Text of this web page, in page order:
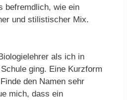
befremdlich, wie ein
und stilistischer Mix.
als ich in
ging. Eine Kurzform
den Namen sehr
mich, dass ein